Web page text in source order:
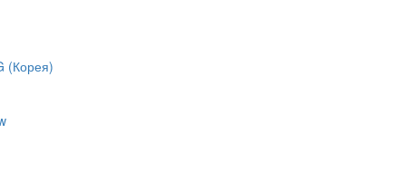
(Корея)